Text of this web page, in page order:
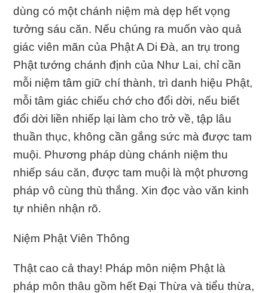
dùng có một chánh niệm mà dẹp hết vọng
tưởng sáu căn. Nếu chúng ra muốn vào quả
giác viên mãn của Phật A Di Đà, an trụ trong
Phật tướng chánh định của Như Lai, chỉ cần
mỗi niệm tâm giữ chí thành, trì danh hiệu Phật,
mỗi tâm giác chiếu chớ cho đổi dời, nếu biết
đổi dời liền nhiếp lại làm cho trở về, tập lâu
thuần thục, không cần gắng sức mà được tam
muội. Phương pháp dùng chánh niệm thu
nhiếp sáu căn, được tam muội là một phương
pháp vô cùng thù thắng. Xin đọc vào văn kinh
tự nhiên nhận rõ.
Niệm Phật Viên Thông
Thật cao cả thay! Pháp môn niệm Phật là
pháp môn thâu gồm hết Đại Thừa và tiểu thừa,